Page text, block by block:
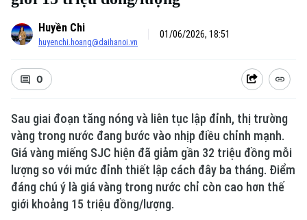
Huyền Chi
huyenchi.hoang@daihanoi.vn
01/06/2026, 18:51
0
Sau giai đoạn tăng nóng và liên tục lập đỉnh, thị trường
vàng trong nước đang bước vào nhịp điều chỉnh mạnh.
Giá vàng miếng SJC hiện đã giảm gần 32 triệu đồng mỗi
lượng so với mức đỉnh thiết lập cách đây ba tháng. Điểm
đáng chú ý là giá vàng trong nước chỉ còn cao hơn thế
giới khoảng 15 triệu đồng/lượng.